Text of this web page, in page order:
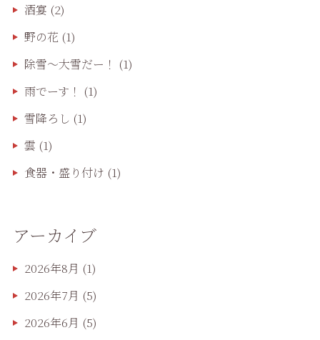
酒宴 (2)
野の花 (1)
除雪〜大雪だー！ (1)
雨でーす！ (1)
雪降ろし (1)
雲 (1)
食器・盛り付け (1)
アーカイブ
2026年8月 (1)
2026年7月 (5)
2026年6月 (5)